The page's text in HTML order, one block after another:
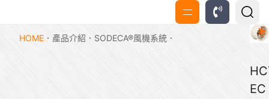
HOME 產品介紹 SODECA®風機系統
EC